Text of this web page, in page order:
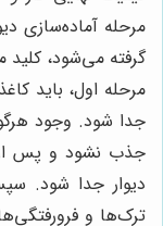
مرحله آماده‌سازی
گرفته می‌شود،
مرحله اول، باید
جدا شود. وجود
جذب نشود و پس از
دیوار جدا شود.
ترک‌ها و